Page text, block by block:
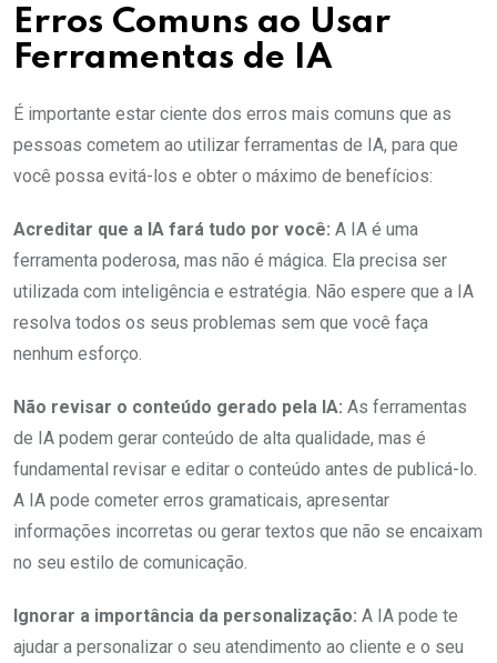
Erros Comuns ao Usar
Ferramentas de IA
É importante estar ciente dos erros mais comuns que as
pessoas cometem ao utilizar ferramentas de IA, para que
você possa evitá-los e obter o máximo de benefícios:
Acreditar que a IA fará tudo por você: A IA é uma
ferramenta poderosa, mas não é mágica. Ela precisa ser
utilizada com inteligência e estratégia. Não espere que a IA
resolva todos os seus problemas sem que você faça
nenhum esforço.
Não revisar o conteúdo gerado pela IA: As ferramentas
de IA podem gerar conteúdo de alta qualidade, mas é
fundamental revisar e editar o conteúdo antes de publicá-lo.
A IA pode cometer erros gramaticais, apresentar
informações incorretas ou gerar textos que não se encaixam
no seu estilo de comunicação.
Ignorar a importância da personalização: A IA pode te
ajudar a personalizar o seu atendimento ao cliente e o seu